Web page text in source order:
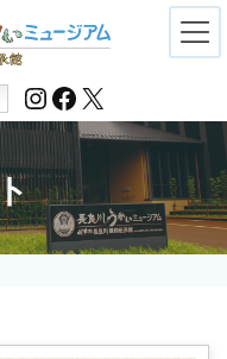
Instagram
Facebook
X